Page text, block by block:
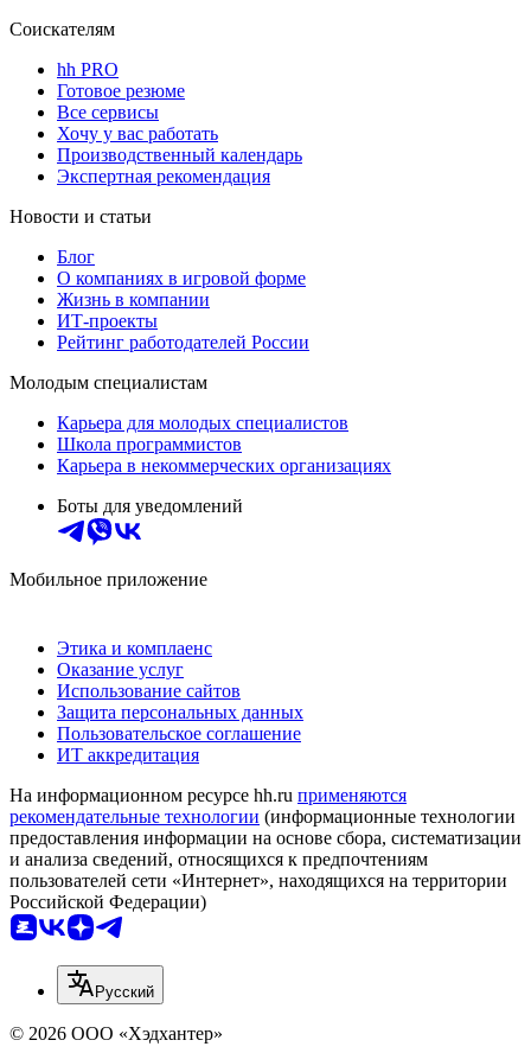
Соискателям
hh PRO
Готовое резюме
Все сервисы
Хочу у вас работать
Производственный календарь
Экспертная рекомендация
Новости и статьи
Блог
О компаниях в игровой форме
Жизнь в компании
ИТ-проекты
Рейтинг работодателей России
Молодым специалистам
Карьера для молодых специалистов
Школа программистов
Карьера в некоммерческих организациях
Боты для уведомлений
Мобильное приложение
Этика и комплаенс
Оказание услуг
Использование сайтов
Защита персональных данных
Пользовательское соглашение
ИТ аккредитация
На информационном ресурсе hh.ru применяются
рекомендательные технологии (информационные технологии
предоставления информации на основе сбора, систематизации
и анализа сведений, относящихся к предпочтениям
пользователей сети «Интернет», находящихся на территории
Российской Федерации)
Русский
© 2026 ООО «Хэдхантер»